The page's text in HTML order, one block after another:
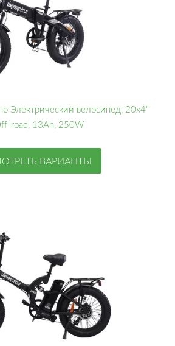
Электрический велосипед, 20x4"
road, 13Ah, 250W
ВАРИАНТЫ